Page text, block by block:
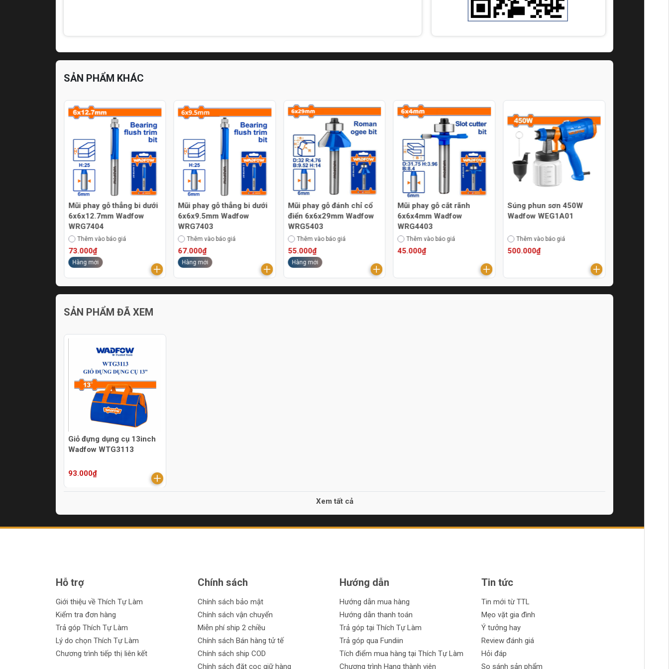
SẢN PHẨM KHÁC
Mũi phay gỗ thẳng bi dưới
6x6x12.7mm Wadfow
WRG7404
Thêm vào báo giá
73.000₫
Hàng mới
Mũi phay gỗ thẳng bi dưới
6x6x9.5mm Wadfow
WRG7403
Thêm vào báo giá
67.000₫
Hàng mới
Mũi phay gỗ đánh chỉ cổ
điển 6x6x29mm Wadfow
WRG5403
Thêm vào báo giá
55.000₫
Hàng mới
Mũi phay gỗ cắt rãnh
6x6x4mm Wadfow
WRG4403
Thêm vào báo giá
45.000₫
Súng phun sơn 450W
Wadfow WEG1A01
Thêm vào báo giá
500.000₫
SẢN PHẨM ĐÃ XEM
Giỏ đựng dụng cụ 13inch
Wadfow WTG3113
93.000₫
Xem tất cả
Hỗ trợ
Giới thiệu về Thích Tự Làm
Kiểm tra đơn hàng
Trả góp Thích Tự Làm
Lý do chọn Thích Tự Làm
Chương trình tiếp thị liên kết
Chính sách
Chính sách bảo mật
Chính sách vận chuyển
Miễn phí ship 2 chiều
Chính sách Bán hàng tử tế
Chính sách ship COD
Chính sách đặt cọc giữ hàng
Hướng dẫn
Hướng dẫn mua hàng
Hướng dẫn thanh toán
Trả góp tại Thích Tự Làm
Trả góp qua Fundiin
Tích điểm mua hàng tại Thích Tự Làm
Chương trình Hạng thành viên
Tin tức
Tin mới từ TTL
Mẹo vặt gia đình
Ý tưởng hay
Review đánh giá
Hỏi đáp
So sánh sản phẩm